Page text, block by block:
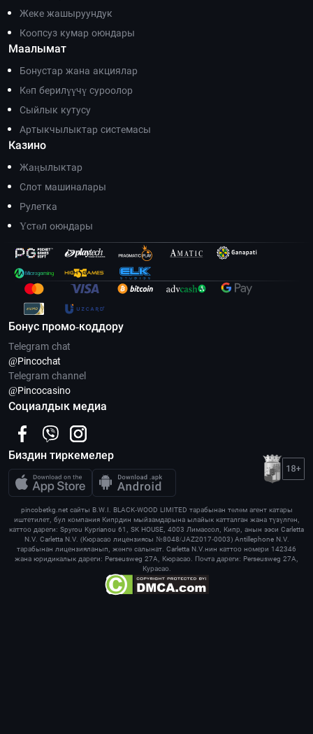
Жеке жашыруундук
Коопсуз кумар оюндары
Маалымат
Бонустар жана акциялар
Көп берилүүчү суроолор
Сыйлык кутусу
Артыкчылыктар системасы
Казино
Жаңылыктар
Слот машиналары
Рулетка
Үстөл оюндары
Бонус промо-коддору
Telegram chat
@Pincoсhat
Telegram channel
@Pincocasino
Социалдык медиа
Биздин тиркемелер
pincobetkg.net сайты B.W.I. BLACK-WOOD LIMITED тарабынан төлөм агент катары
иштетилет, бул компания Кипрдин мыйзамдарына ылайык катталган жана түзүлгөн,
каттоо дареги: Spyrou Kyprianou 61, SK HOUSE, 4003 Лимассол, Кипр, анын ээси Carletta
N.V. Carletta N.V. (Кюрасао лицензиясы №8048/JAZ2017-0003) Antillephone N.V.
тарабынан лицензияланып, жөнгө салынат. Carletta N.V.нин каттоо номери 142346
жана юридикалык дареги: Perseusweg 27A, Кюрасао. Почта дареги: Perseusweg 27A,
Курасао.